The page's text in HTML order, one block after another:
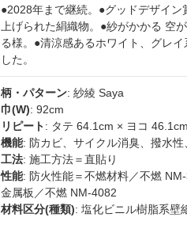
●2028年まで継続。●グッドデザイ
上げられた絹織物。●紗がかかる 空
る様。●清涼感あるホワイト、グレ
した。
柄・パターン: 紗綾 Saya
巾(W): 92cm
リピート: タテ 64.1cm × ヨコ 46.1cm
機能: 防カビ、サイクル消臭、撥水
工法: 施工方法＝直貼り
性能: 防火性能＝不燃材料／不燃
金属板／不燃 NM-4082
材料区分(種類): 塩化ビニル樹脂系壁